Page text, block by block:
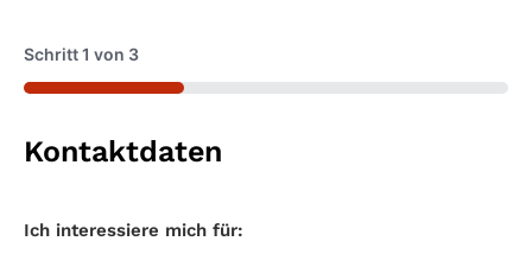
Schritt1 von 3
33%
Kontaktdaten
Maschinentyp *
Ich interessiere mich für: